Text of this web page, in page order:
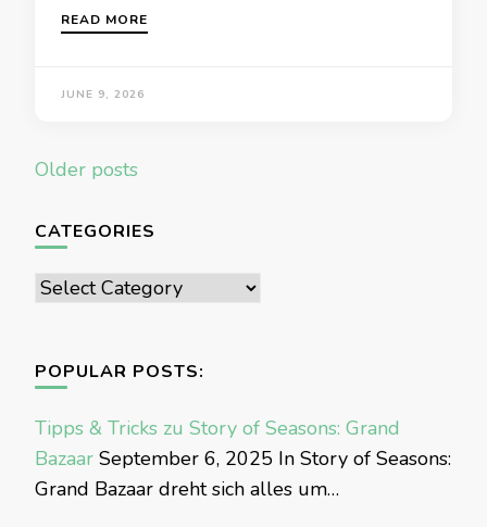
READ MORE
JUNE 9, 2026
Posts
Older posts
CATEGORIES
Categories
POPULAR POSTS:
Tipps & Tricks zu Story of Seasons: Grand
Bazaar September 6, 2025 In Story of Seasons:
Grand Bazaar dreht sich alles um…